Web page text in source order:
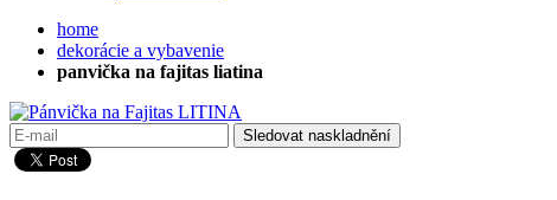
home
dekorácie a vybavenie
panvička na fajitas liatina
Sledovat naskladnění